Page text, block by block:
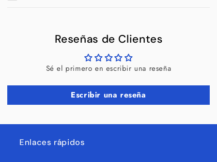
Reseñas de Clientes
Sé el primero en escribir una reseña
Escribir una reseña
Enlaces rápidos